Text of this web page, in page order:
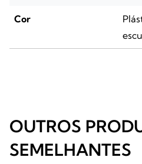
Cor
OUTROS
SEMELHANTES